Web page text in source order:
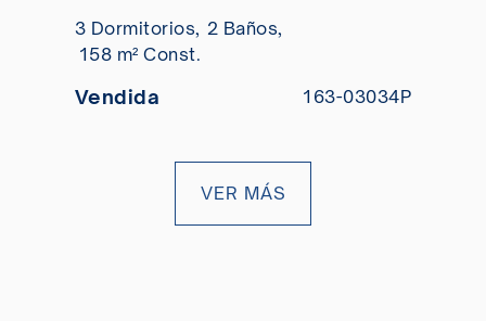
3 Dormitorios, 2 Baños,
158 m² Const.
Vendida 163-03034P
VER MÁS